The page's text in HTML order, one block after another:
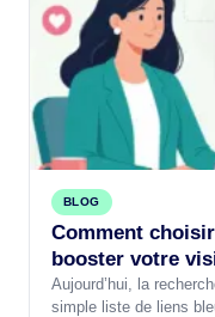
BLOG
Comment
booster votre
Aujourd’hui, la
simple liste de liens